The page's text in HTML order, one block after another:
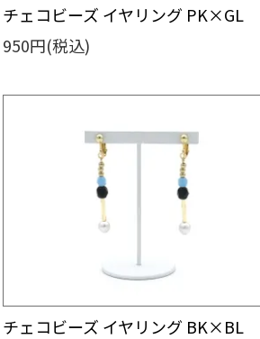
チェコビーズ イヤリング PK×GL
950円(税込)
チェコビーズ イヤリング BK×BL